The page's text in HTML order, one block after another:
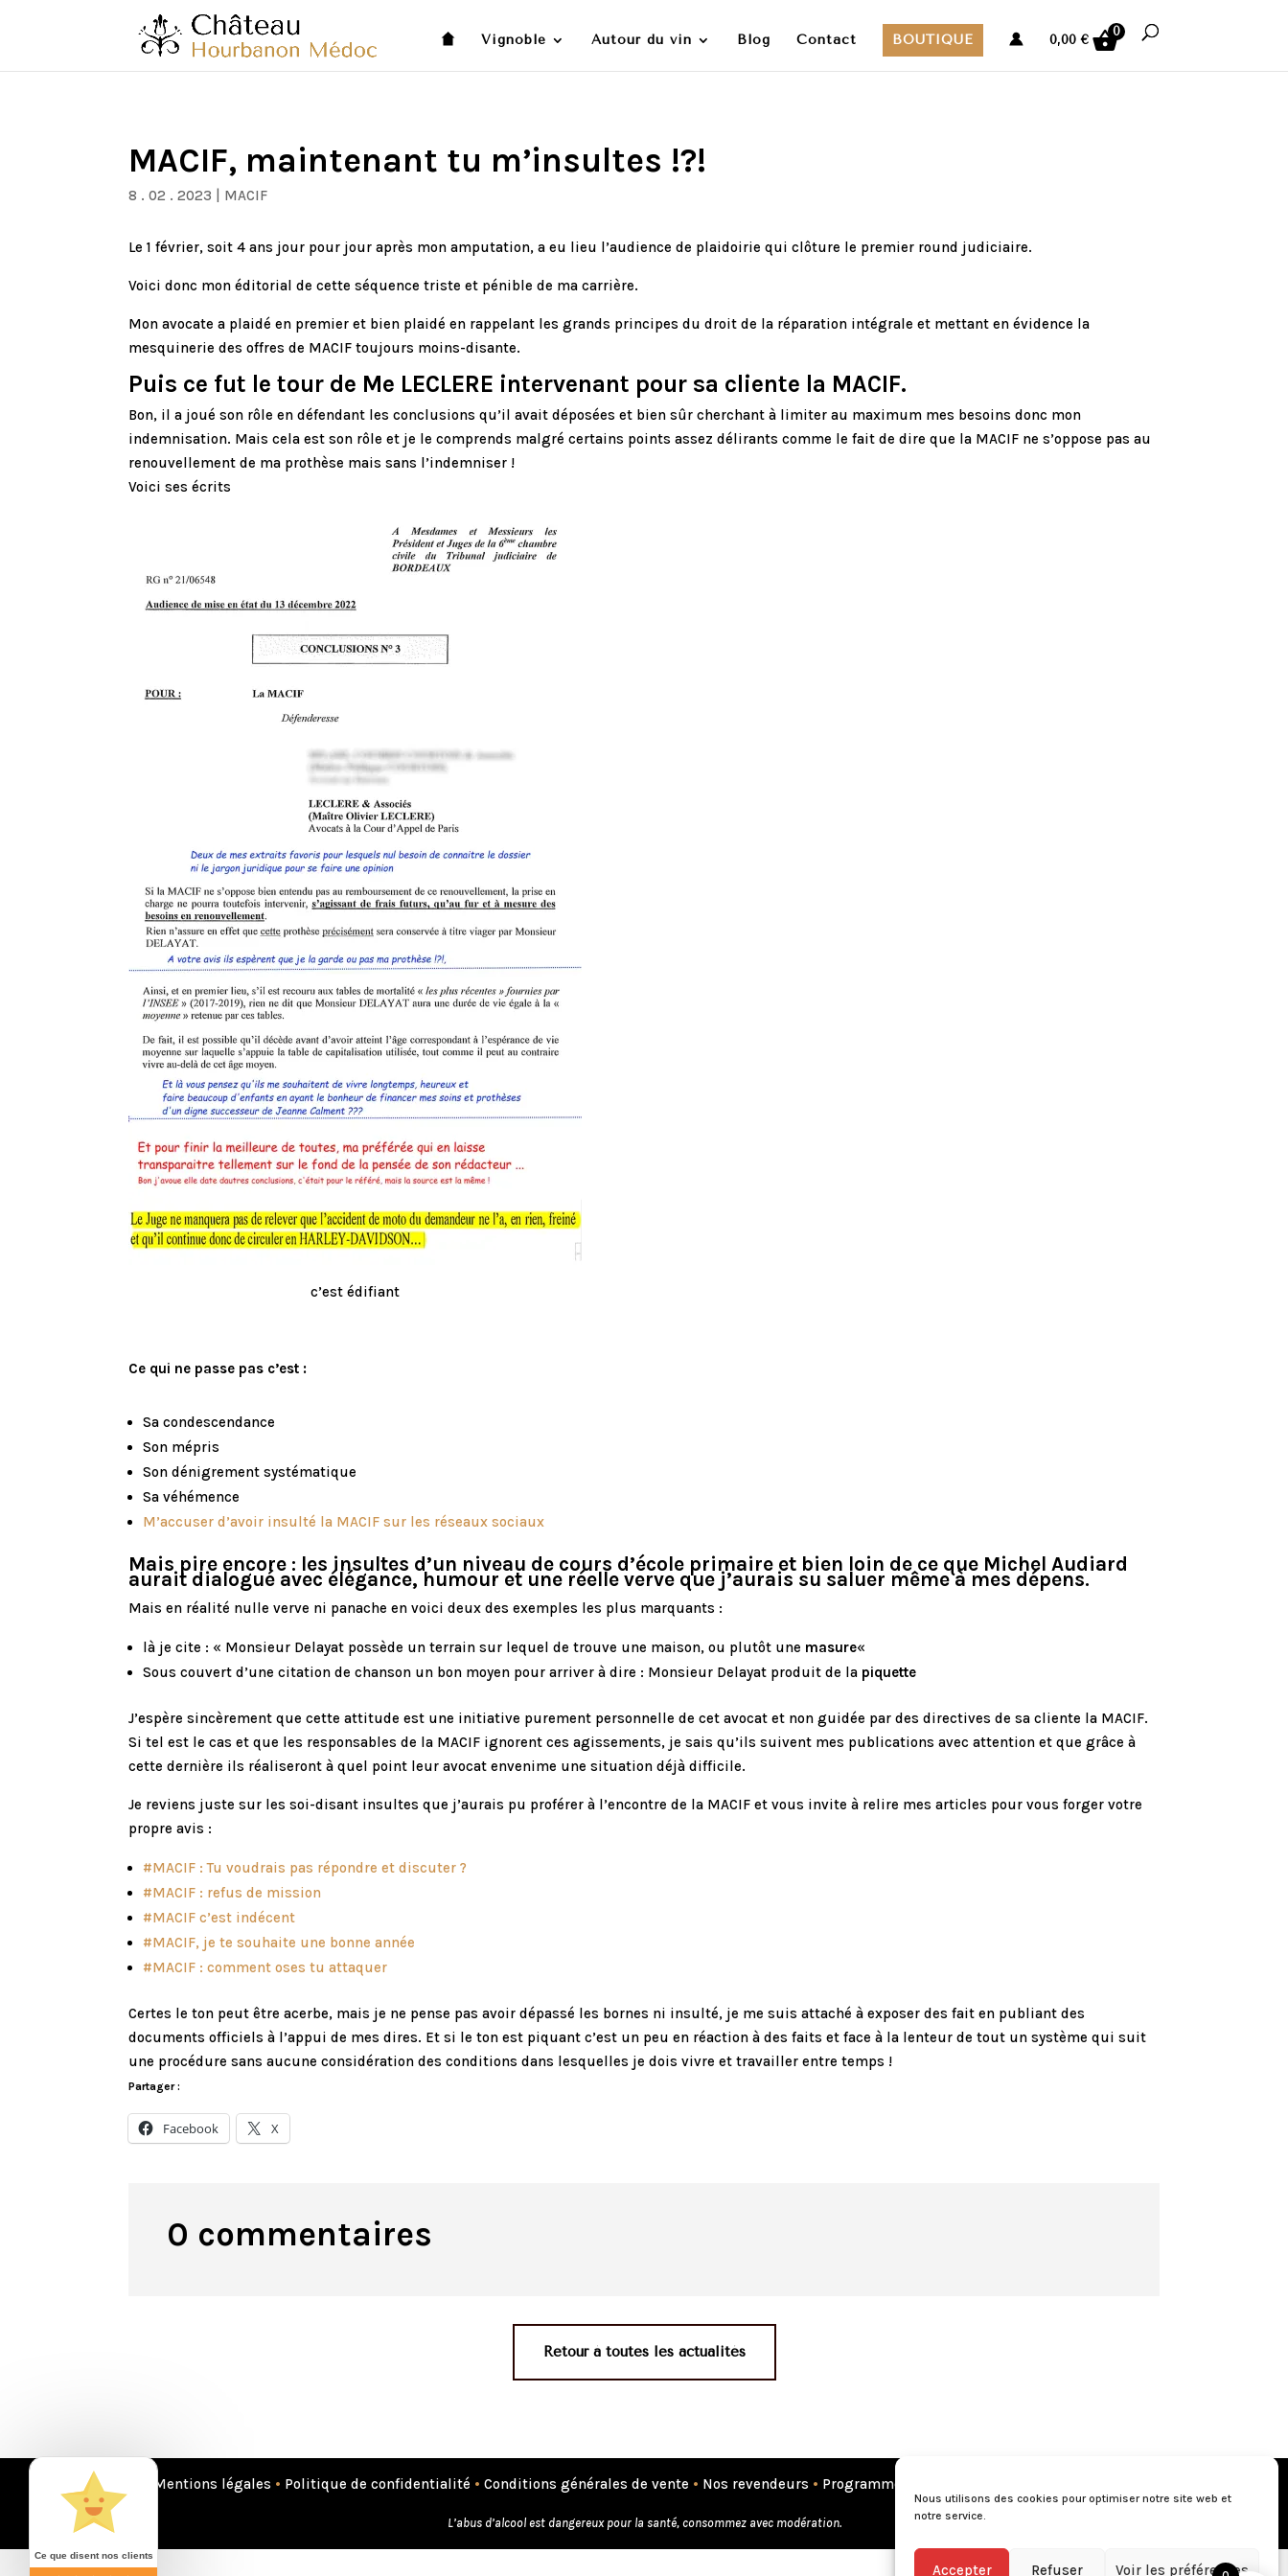
Nous utilisons des cookies pour optimiser notre site web et
notre service.
Accepter Refuser Voir les préférences
Vignoble Autour du vin Blog Contact BOUTIQUE 0,00€
0
MACIF, maintenant tu m’insultes !?!
8 . 02 . 2023 MACIF
Le 1 février, soit 4 ans jour pour jour après mon amputation, a eu lieu l’audience de plaidoirie qui clôture le premier round judiciaire.
Voici donc mon éditorial de cette séquence triste et pénible de ma carrière.
Mon avocate a plaidé en premier et bien plaidé en rappelant les grands principes du droit de la réparation intégrale et mettant en évidence la
mesquinerie des offres de MACIF toujours moins-disante.
Puis ce fut le tour de Me LECLERE intervenant pour sa cliente la MACIF.
Bon, il a joué son rôle en défendant les conclusions qu’il avait déposées et bien sûr cherchant à limiter au maximum mes besoins donc mon
indemnisation. Mais cela est son rôle et je le comprends malgré certains points assez délirants comme le fait de dire que la MACIF ne s’oppose pas au
renouvellement de ma prothèse mais sans l’indemniser !
Voici ses écrits
c’est édifiant
Ce qui ne passe pas c’est :
Sa condescendance
Son mépris
Son dénigrement systématique
Sa véhémence
M’accuser d’avoir insulté la MACIF sur les réseaux sociaux
Mais pire encore : les insultes d’un niveau de cours d’école primaire et bien loin de ce que Michel Audiard
aurait dialogué avec élégance, humour et une réelle verve que j’aurais su saluer même à mes dépens.
Mais en réalité nulle verve ni panache en voici deux des exemples les plus marquants :
là je cite : « Monsieur Delayat possède un terrain sur lequel de trouve une maison, ou plutôt une masure«
Sous couvert d’une citation de chanson un bon moyen pour arriver à dire : Monsieur Delayat produit de la piquette
J’espère sincèrement que cette attitude est une initiative purement personnelle de cet avocat et non guidée par des directives de sa cliente la MACIF.
Si tel est le cas et que les responsables de la MACIF ignorent ces agissements, je sais qu’ils suivent mes publications avec attention et que grâce à
cette dernière ils réaliseront à quel point leur avocat envenime une situation déjà difficile.
Je reviens juste sur les soi-disant insultes que j’aurais pu proférer à l’encontre de la MACIF et vous invite à relire mes articles pour vous forger votre
propre avis :
#MACIF : Tu voudrais pas répondre et discuter ?
#MACIF : refus de mission
#MACIF c’est indécent
#MACIF, je te souhaite une bonne année
#MACIF : comment oses tu attaquer
Certes le ton peut être acerbe, mais je ne pense pas avoir dépassé les bornes ni insulté, je me suis attaché à exposer des fait en publiant des
documents officiels à l’appui de mes dires. Et si le ton est piquant c’est un peu en réaction à des faits et face à la lenteur de tout un système qui suit
une procédure sans aucune considération des conditions dans lesquelles je dois vivre et travailler entre temps !
Partager :
Facebook X
0 commentaires
Retour à toutes les actualités
Mentions légales • Politique de confidentialité • Conditions générales de vente • Nos revendeurs • Programme de fidélité
L’abus d’alcool est dangereux pour la santé, consommez avec modération.
Ce que disent nos clients